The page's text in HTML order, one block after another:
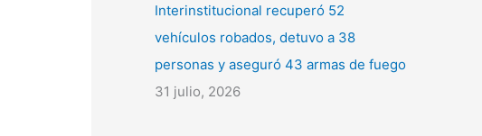
Interinstitucional recuperó 52
vehículos robados, detuvo a 38
personas y aseguró 43 armas de fuego
31 julio, 2026